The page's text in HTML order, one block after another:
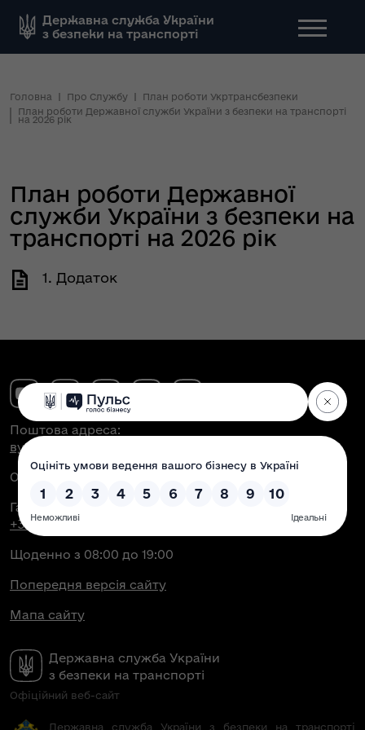
Державна служба України
з безпеки на транспорті
Головна Про Службу
План роботи Укртрансбезпеки
План роботи Державної служби України з безпеки на транспорті
на 2026 рік
План роботи Державної
служби України з безпеки на
транспорті на 2026 рік
1. Додаток
Державна служба України
з безпеки на транспорті
Офіційний веб-сайт
Поштова адреса:
вул. Антоновича, 51, м. Київ, 03150
Офіційна електронна пошта:
Гаряча лінія Укртрансбезпеки:
+38 (044) 350-43-04
Щоденно з 08:00 до 19:00
Попередня версія сайту
Мапа сайту
Державна служба України з безпеки на транспорті